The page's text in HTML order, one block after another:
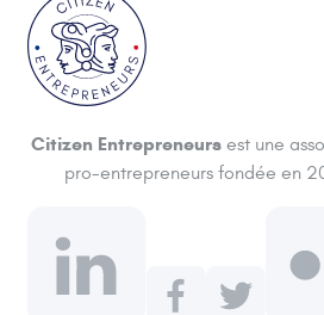
Citizen Entrepreneurs est une
pro-entrepreneurs fondée en